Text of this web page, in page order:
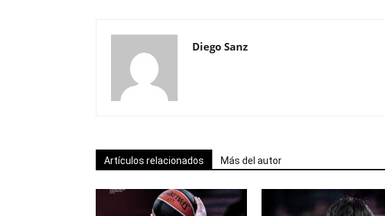
Diego Sanz
Artículos relacionados Más del autor